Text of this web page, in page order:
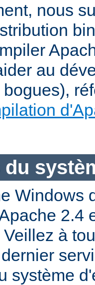
nous
au
du
Windows
2.4
à
système